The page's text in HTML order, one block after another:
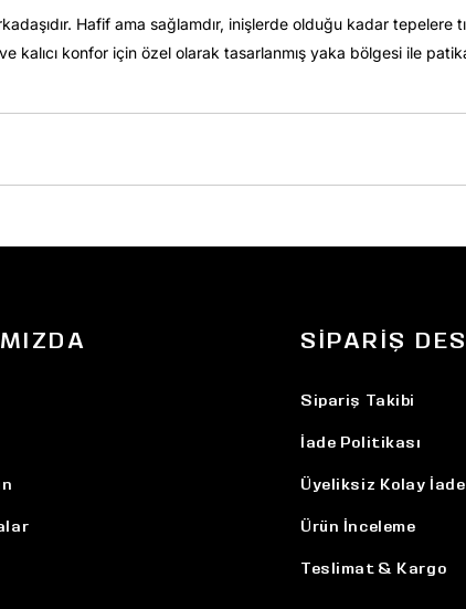
Hafif ama sağlamdır, inişlerde olduğu kadar tepelere
konfor için özel olarak tasarlanmış yaka bölgesi ile
SIPARIŞ
Sipariş Takibi
İade Politikası
Üyeliksiz Kolay İade
Ürün İnceleme
Teslimat & Kargo